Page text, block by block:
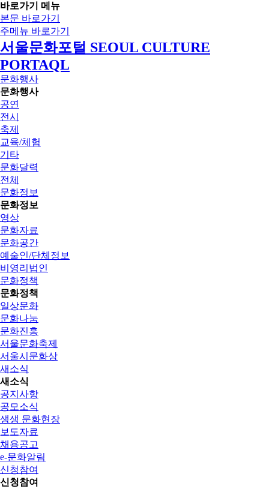
바로가기 메뉴
본문 바로가기
주메뉴 바로가기
서울문화포털 SEOUL CULTURE
PORTAQL
문화행사
문화행사
공연
전시
축제
교육/체험
기타
문화달력
전체
문화정보
문화정보
영상
문화자료
문화공간
예술인/단체정보
비영리법인
문화정책
문화정책
일상문화
문화나눔
문화진흥
서울문화축제
서울시문화상
새소식
새소식
공지사항
공모소식
생생 문화현장
보도자료
채용공고
e-문화알림
신청참여
신청참여